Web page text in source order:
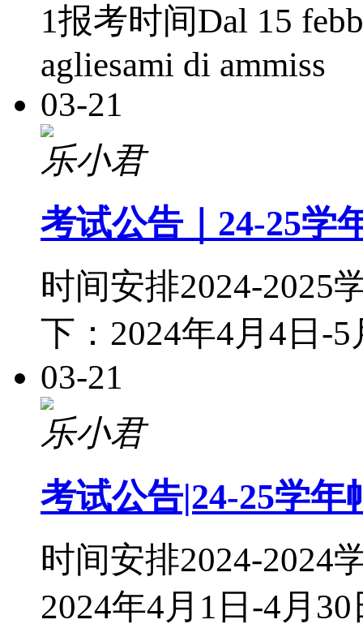
1报考时间Dal 15
agliesami di ammiss
03-21
乐小君
考试公告｜24-25学
时间安排2024-2025
下：2024年4月4日-
03-21
乐小君
考试公告|24-25学
时间安排2024-2024
2024年4月1日-4月